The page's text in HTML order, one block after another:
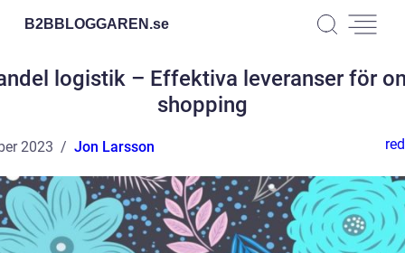
B2BBLOGGAREN.se
logistik – Effektiva leveranser för
shopping
2023 Jon Larsson